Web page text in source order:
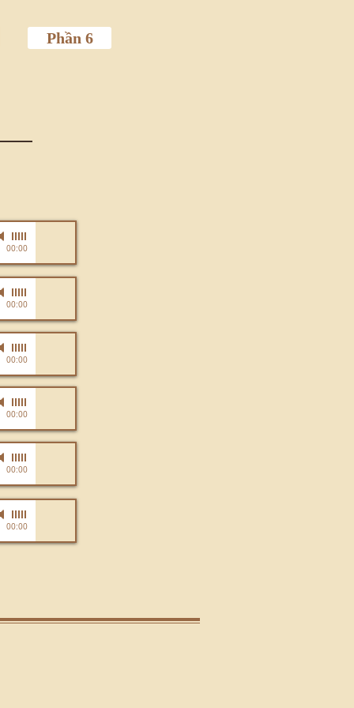
Phần 6
NT NHƯ THỦY
00:00
NT NHƯ THỦY
00:00
NT NHƯ THỦY
00:00
NT NHƯ THỦY
00:00
NT NHƯ THỦY
00:00
NT NHƯ THỦY
00:00